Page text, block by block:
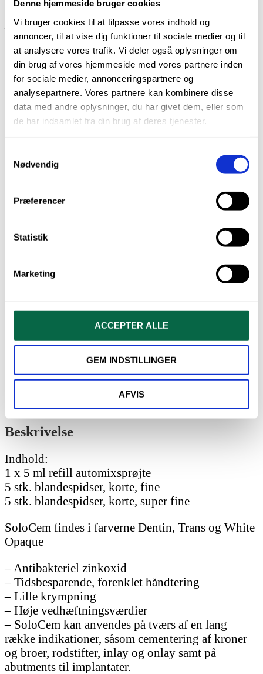
Denne hjemmeside bruger cookies
Vi bruger cookies til at tilpasse vores indhold og
annoncer, til at vise dig funktioner til sociale medier og til
at analysere vores trafik. Vi deler også oplysninger om
din brug af vores hjemmeside med vores partnere inden
for sociale medier, annonceringspartnere og
analysepartnere. Vores partnere kan kombinere disse
data med andre oplysninger, du har givet dem, eller som
de har indsamlet fra din brug af deres tjenester.
Nødvendig
Præferencer
Statistik
Marketing
ACCEPTER ALLE
GEM INDSTILLINGER
AFVIS
– SoloCem klarer det hele i ét enkelt trin.
Fordele ved at bruge SoloCem
Tidsbesparende:Ingen behov for bonding på de fleste
materialer – bare påfør og placer.
Antibakteriel effekt:
Indeholder zinkoxid, der yder ekstra
beskyttelse af restaureringen.
Høj bindingsstyrke:Sikrer enestående adhæsion til både
Nem fjernelse af overskud:
Cementen har en ideel
konsistens, der gør det let at fjerne overskydende materiale i
Anvendelsesområder
SoloCem er den ideelle allround-løsning til:
Broer
Rodstifter (endodontiske stifter)
fra
antal
TILFØJ TIL KURV
60019840 Kategorier:Protetik
Cement
Brand
Beskrivelse
Indhold:
1 x 5 ml refill automixsprøjte
5 stk. blandespidser, korte, fine
5 stk. blandespidser, korte, super fine
SoloCem findes i farverne Dentin, Trans og White
Opaque
– Antibakteriel zinkoxid
– Tidsbesparende, forenklet håndtering
– Lille krympning
– Høje vedhæftningsværdier
– SoloCem kan anvendes på tværs af en lang
række indikationer, såsom cementering af kroner
og broer, rodstifter, inlay og onlay samt på
abutments til implantater.